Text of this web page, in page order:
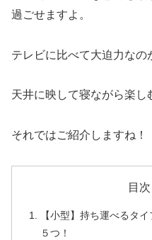
過ごせますよ。
テレビに比べて大迫力なの
天井に映して寝ながら楽し
それではご紹介しますね！
目次
【小型】持ち運べるタ
５つ！